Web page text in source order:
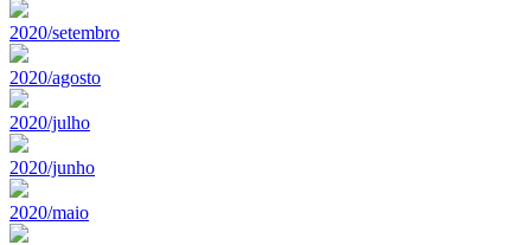
2020/setembro
2020/agosto
2020/julho
2020/junho
2020/maio